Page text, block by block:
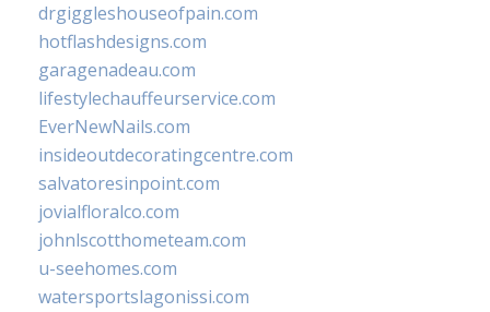
drgiggleshouseofpain.com
hotflashdesigns.com
garagenadeau.com
lifestylechauffeurservice.com
EverNewNails.com
insideoutdecoratingcentre.com
salvatoresinpoint.com
jovialfloralco.com
johnlscotthometeam.com
u-seehomes.com
watersportslagonissi.com